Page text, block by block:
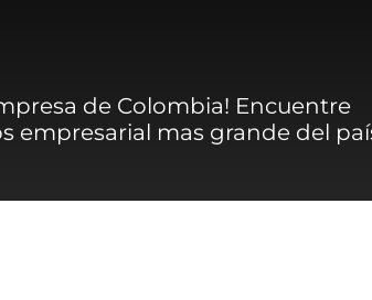
de Colombia! Encuentre
empresarial mas grande del